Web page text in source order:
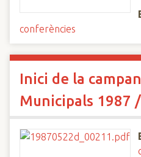
conferències
Inici de la
Municipals 1987